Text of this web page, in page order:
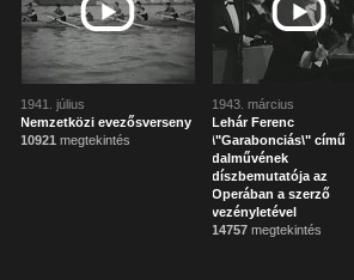
1941. július
Nemzetközi evezősverseny
10921 megtekintés
1943. március
Lehár Ferenc
\"Garabonciás\" című
dalművének
díszbemutatója az
Operában a szerző
vezényletével
14757 megtekintés